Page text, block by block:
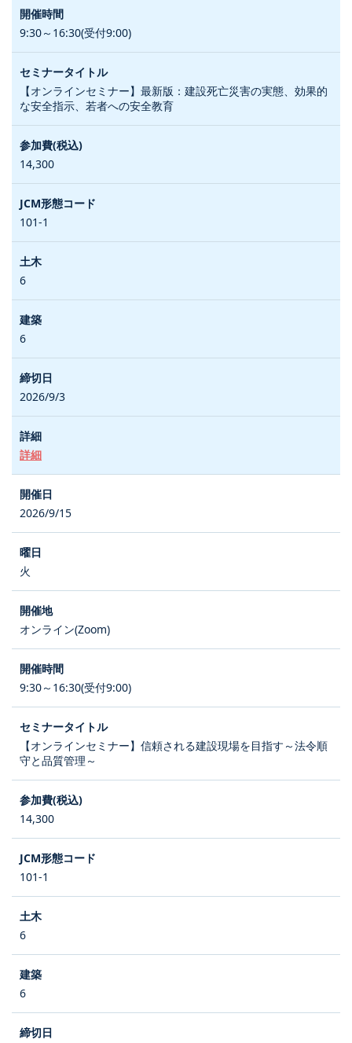
9:30～16:30(受付9:00)
【オンラインセミナー】最新版：建設死亡災害の実態、効果的
な安全指示、若者への安全教育
14,300
101-1
6
6
2026/9/3
詳細
2026/9/15
火
オンライン(Zoom)
9:30～16:30(受付9:00)
【オンラインセミナー】信頼される建設現場を目指す～法令順
守と品質管理～
14,300
101-1
6
6